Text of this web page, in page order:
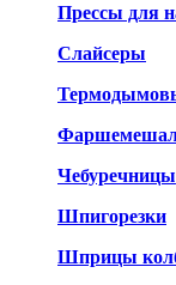
Прессы для
Слайсеры
Чебуречницы
Шпигорезки
Шприцы